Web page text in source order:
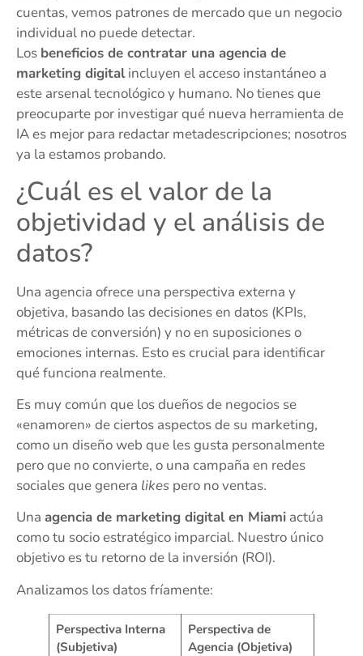
cuentas, vemos patrones de mercado que un negocio
individual no puede detectar.
Los beneficios de contratar una agencia de
marketing digitalincluyen el acceso instantáneo a
este arsenal tecnológico y humano. No tienes que
preocuparte por investigar qué nueva herramienta de
IA es mejor para redactar metadescripciones; nosotros
ya la estamos probando.
¿Cuál es el valor de la
objetividad y el análisis de
datos?
Una agencia ofrece una perspectiva externa y
objetiva, basando las decisiones en datos (KPIs,
métricas de conversión) y no en suposiciones o
emociones internas. Esto es crucial para identificar
qué funciona realmente.
Es muy común que los dueños de negocios se
«enamoren» de ciertos aspectos de su marketing,
como un diseño web que les gusta personalmente
pero que no convierte, o una campaña en redes
sociales que genera likes pero no ventas.
Una agencia de marketing digital en Miami actúa
como tu socio estratégico imparcial. Nuestro único
objetivo es tu retorno de la inversión (ROI).
Analizamos los datos fríamente:
Perspectiva Interna
(Subjetiva)
Perspectiva de
Agencia (Objetiva)